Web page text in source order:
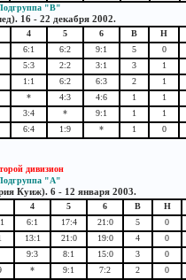
"B"
16 - 22 декабря 2002.
4 5 6 В Н
6:1 6:2 9:1 5 0
5:3 2:2 3:1 3 1
1:1 6:2 6:3 2 1
* 4:3 4:6 1 1
3:4 * 9:1 1 1
6:4 1:9 * 1 0
дивизион
"А"
Куиж). 6 - 12 января 2003.
4 5 6 В Н
6:1 17:4 21:0 5 0
13:1 21:0 19:0 4 0
9:3 8:1 15:0 3 0
* 9:1 7:2 2 0